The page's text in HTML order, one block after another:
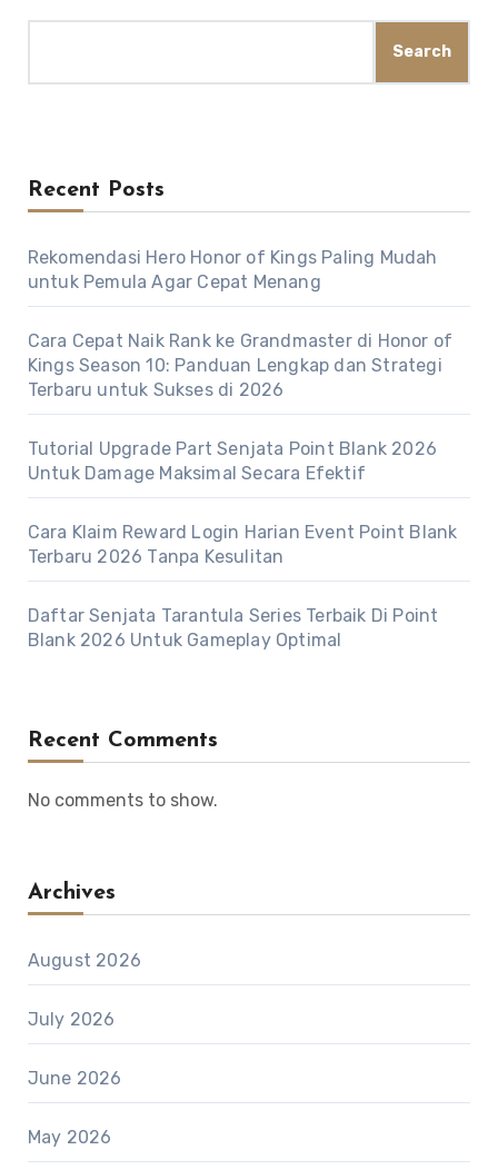
Search
Recent Posts
Rekomendasi Hero Honor of Kings Paling Mudah
untuk Pemula Agar Cepat Menang
Cara Cepat Naik Rank ke Grandmaster di Honor of
Kings Season 10: Panduan Lengkap dan Strategi
Terbaru untuk Sukses di 2026
Tutorial Upgrade Part Senjata Point Blank 2026
Untuk Damage Maksimal Secara Efektif
Cara Klaim Reward Login Harian Event Point Blank
Terbaru 2026 Tanpa Kesulitan
Daftar Senjata Tarantula Series Terbaik Di Point
Blank 2026 Untuk Gameplay Optimal
Recent Comments
No comments to show.
Archives
August 2026
July 2026
June 2026
May 2026